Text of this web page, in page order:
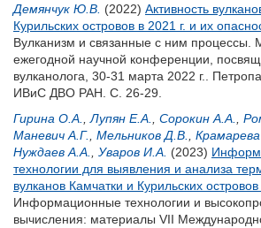
Демянчук Ю.В. (2022) Активность
Курильских островов в 2021 г. и их
Вулканизм и связанные с ним процессы.
ежегодной научной конференции,
вулканолога, 30-31 марта 2022 г..
ИВиС ДВО РАН. С. 26-29.
Гирина О.А.
Лупян Е.А. Сорокин А.А.
Маневич А.Г.
Мельников Д.В.
Нуждаев А.А.
Уваров И.А. (2023)
технологии для выявления и анализа
вулканов Камчатки и Курильских островов
Информационные технологии и
вычисления: материалы VII